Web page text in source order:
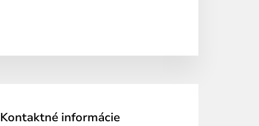
Kontaktné informácie